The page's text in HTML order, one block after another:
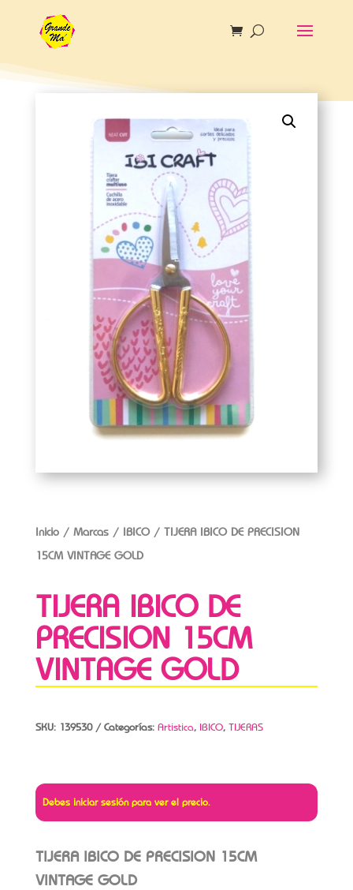
Inicio/ Marcas/ IBICO/ TIJERA IBICO DE PRECISION
15CM VINTAGE GOLD
TIJERA IBICO DE
PRECISION 15CM
VINTAGE GOLD
SKU: 139530 Categorías: Artistica, IBICO, TIJERAS
Debes iniciar sesión para ver el precio.
TIJERA IBICO DE PRECISION 15CM
VINTAGE GOLD